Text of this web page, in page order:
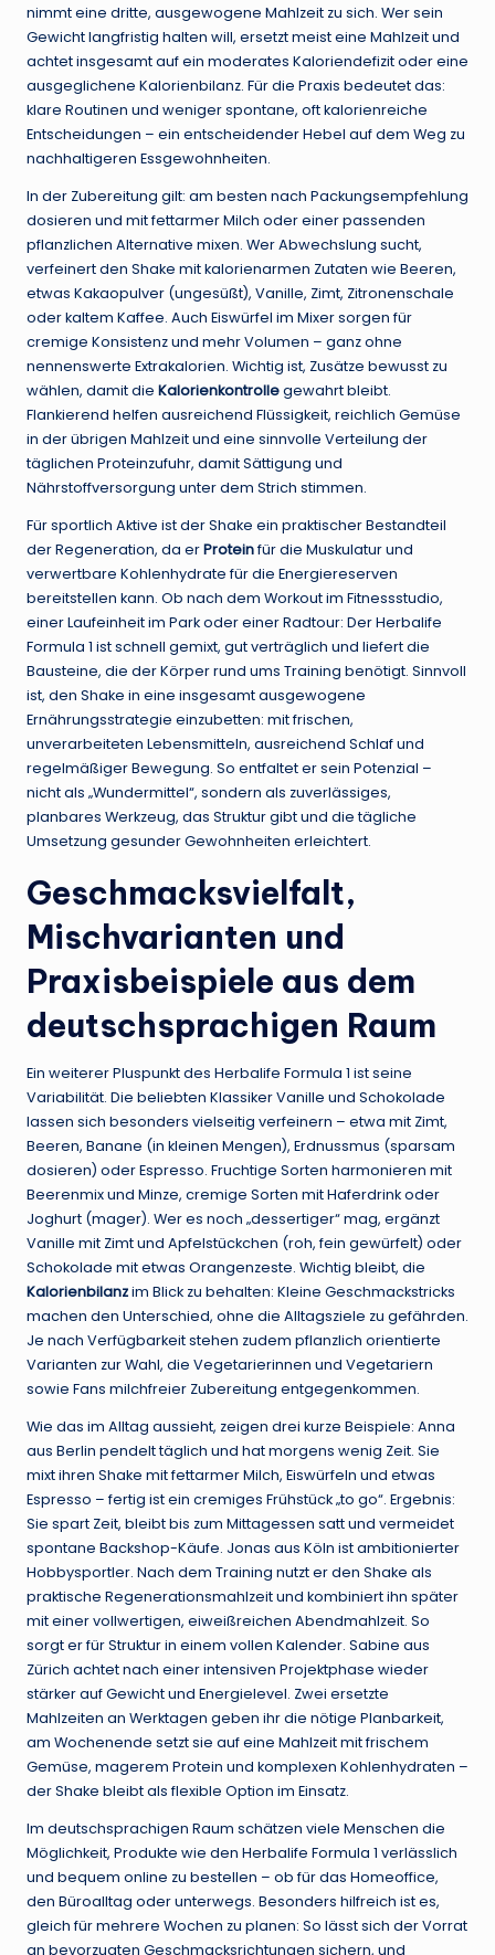
nimmt eine dritte, ausgewogene Mahlzeit zu sich. Wer sein
Gewicht langfristig halten will, ersetzt meist eine Mahlzeit und
achtet insgesamt auf ein moderates Kaloriendefizit oder eine
ausgeglichene Kalorienbilanz. Für die Praxis bedeutet das:
klare Routinen und weniger spontane, oft kalorienreiche
Entscheidungen – ein entscheidender Hebel auf dem Weg zu
nachhaltigeren Essgewohnheiten.
In der Zubereitung gilt: am besten nach Packungsempfehlung
dosieren und mit fettarmer Milch oder einer passenden
pflanzlichen Alternative mixen. Wer Abwechslung sucht,
verfeinert den Shake mit kalorienarmen Zutaten wie Beeren,
etwas Kakaopulver (ungesüßt), Vanille, Zimt, Zitronenschale
oder kaltem Kaffee. Auch Eiswürfel im Mixer sorgen für
cremige Konsistenz und mehr Volumen – ganz ohne
nennenswerte Extrakalorien. Wichtig ist, Zusätze bewusst zu
wählen, damit die Kalorienkontrollegewahrt bleibt.
Flankierend helfen ausreichend Flüssigkeit, reichlich Gemüse
in der übrigen Mahlzeit und eine sinnvolle Verteilung der
täglichen Proteinzufuhr, damit Sättigung und
Nährstoffversorgung unter dem Strich stimmen.
Für sportlich Aktive ist der Shake ein praktischer Bestandteil
der Regeneration, da erProteinfür die Muskulatur und
verwertbare Kohlenhydrate für die Energiereserven
bereitstellen kann. Ob nach dem Workout im Fitnessstudio,
einer Laufeinheit im Park oder einer Radtour: Der Herbalife
Formula 1 ist schnell gemixt, gut verträglich und liefert die
Bausteine, die der Körper rund ums Training benötigt. Sinnvoll
ist, den Shake in eine insgesamt ausgewogene
Ernährungsstrategie einzubetten: mit frischen,
unverarbeiteten Lebensmitteln, ausreichend Schlaf und
regelmäßiger Bewegung. So entfaltet er sein Potenzial –
nicht als „Wundermittel“, sondern als zuverlässiges,
planbares Werkzeug, das Struktur gibt und die tägliche
Umsetzung gesunder Gewohnheiten erleichtert.
Geschmacksvielfalt,
Mischvarianten und
Praxisbeispiele aus dem
deutschsprachigen Raum
Ein weiterer Pluspunkt des Herbalife Formula 1 ist seine
Variabilität. Die beliebten Klassiker Vanille und Schokolade
lassen sich besonders vielseitig verfeinern – etwa mit Zimt,
Beeren, Banane (in kleinen Mengen), Erdnussmus (sparsam
dosieren) oder Espresso. Fruchtige Sorten harmonieren mit
Beerenmix und Minze, cremige Sorten mit Haferdrink oder
Joghurt (mager). Wer es noch „dessertiger“ mag, ergänzt
Vanille mit Zimt und Apfelstückchen (roh, fein gewürfelt) oder
Schokolade mit etwas Orangenzeste. Wichtig bleibt, die
Kalorienbilanzim Blick zu behalten: Kleine Geschmackstricks
machen den Unterschied, ohne die Alltagsziele zu gefährden.
Je nach Verfügbarkeit stehen zudem pflanzlich orientierte
Varianten zur Wahl, die Vegetarierinnen und Vegetariern
sowie Fans milchfreier Zubereitung entgegenkommen.
Wie das im Alltag aussieht, zeigen drei kurze Beispiele: Anna
aus Berlin pendelt täglich und hat morgens wenig Zeit. Sie
mixt ihren Shake mit fettarmer Milch, Eiswürfeln und etwas
Espresso – fertig ist ein cremiges Frühstück „to go“. Ergebnis:
Sie spart Zeit, bleibt bis zum Mittagessen satt und vermeidet
spontane Backshop-Käufe. Jonas aus Köln ist ambitionierter
Hobbysportler. Nach dem Training nutzt er den Shake als
praktische Regenerationsmahlzeit und kombiniert ihn später
mit einer vollwertigen, eiweißreichen Abendmahlzeit. So
sorgt er für Struktur in einem vollen Kalender. Sabine aus
Zürich achtet nach einer intensiven Projektphase wieder
stärker auf Gewicht und Energielevel. Zwei ersetzte
Mahlzeiten an Werktagen geben ihr die nötige Planbarkeit,
am Wochenende setzt sie auf eine Mahlzeit mit frischem
Gemüse, magerem Protein und komplexen Kohlenhydraten –
der Shake bleibt als flexible Option im Einsatz.
Im deutschsprachigen Raum schätzen viele Menschen die
Möglichkeit, Produkte wie den Herbalife Formula 1 verlässlich
und bequem online zu bestellen – ob für das Homeoffice,
den Büroalltag oder unterwegs. Besonders hilfreich ist es,
gleich für mehrere Wochen zu planen: So lässt sich der Vorrat
an bevorzugten Geschmacksrichtungen sichern, und